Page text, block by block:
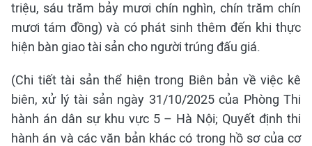
triệu, sáu trăm bảy mươi chín nghìn, chín trăm chín
mươi tám đồng) và có phát sinh thêm đến khi thực
hiện bàn giao tài sản cho người trúng đấu giá.
(Chi tiết tài sản thể hiện trong Biên bản về việc kê
biên, xử lý tài sản ngày 31/10/2025 của Phòng Thi
hành án dân sự khu vực 5 – Hà Nội; Quyết định thi
hành án và các văn bản khác có trong hồ sơ của cơ